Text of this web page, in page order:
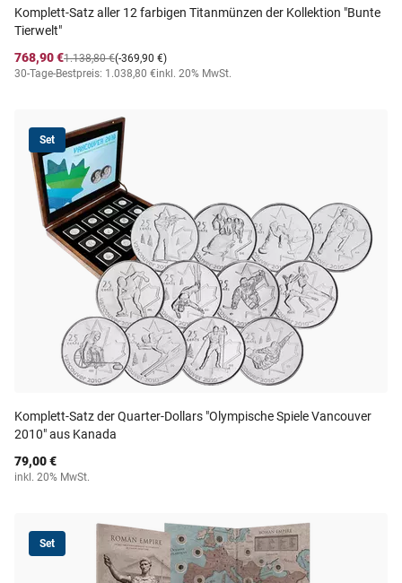
Komplett-Satz aller 12 farbigen Titanmünzen der Kollektion "Bunte
Tierwelt"
768,90 €
(-369,90 €)
1.138,80 €
30-Tage-Bestpreis: 1.038,80 €inkl. 20% MwSt.
Set
Komplett-Satz der Quarter-Dollars "Olympische Spiele Vancouver
2010" aus Kanada
79,00 €
inkl. 20% MwSt.
Set